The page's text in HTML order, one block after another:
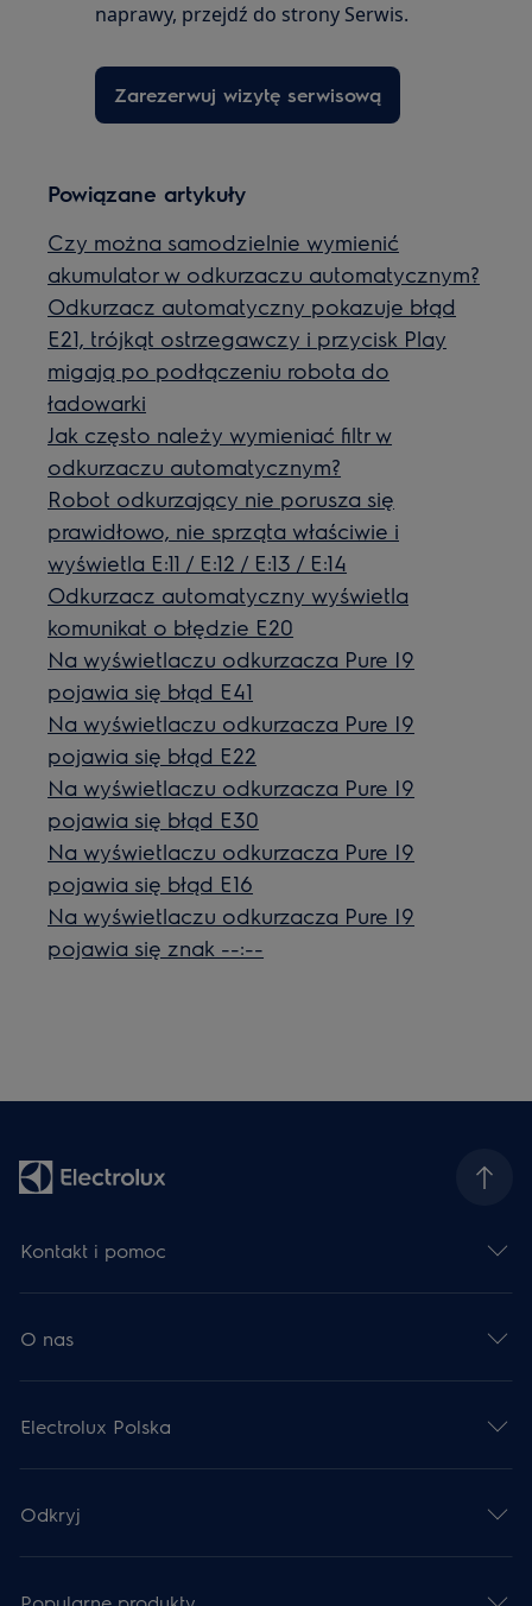
naprawy, przejdź do strony Serwis.
Zarezerwuj wizytę serwisową
Powiązane artykuły
Czy można samodzielnie wymienić
akumulator w odkurzaczu automatycznym?
Odkurzacz automatyczny pokazuje błąd
E21, trójkąt ostrzegawczy i przycisk Play
migają po podłączeniu robota do
ładowarki
Jak często należy wymieniać filtr w
odkurzaczu automatycznym?
Robot odkurzający nie porusza się
prawidłowo, nie sprząta właściwie i
wyświetla E:11 / E:12 / E:13 / E:14
Odkurzacz automatyczny wyświetla
komunikat o błędzie E20
Na wyświetlaczu odkurzacza Pure I9
pojawia się błąd E41
Na wyświetlaczu odkurzacza Pure I9
pojawia się błąd E22
Na wyświetlaczu odkurzacza Pure I9
pojawia się błąd E30
Na wyświetlaczu odkurzacza Pure I9
pojawia się błąd E16
Na wyświetlaczu odkurzacza Pure I9
pojawia się znak --:--
Kontakt i pomoc
O nas
Electrolux Polska
Odkryj